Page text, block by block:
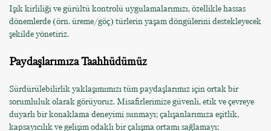
Işık kirliliği ve gürültü kontrolü uygulamalarımızı, özellikle hassas
dönemlerde (örn. üreme/göç) türlerin yaşam döngülerini destekleyecek
şekilde yönetiriz.
Paydaşlarımıza Taahhüdümüz
Sürdürülebilirlik yaklaşımımızı tüm paydaşlarımız için ortak bir
sorumluluk olarak görüyoruz. Misafirlerimize güvenli, etik ve çevreye
duyarlı bir konaklama deneyimi sunmayı; çalışanlarımıza eşitlik,
kapsayıcılık ve gelişim odaklı bir çalışma ortamı sağlamayı;